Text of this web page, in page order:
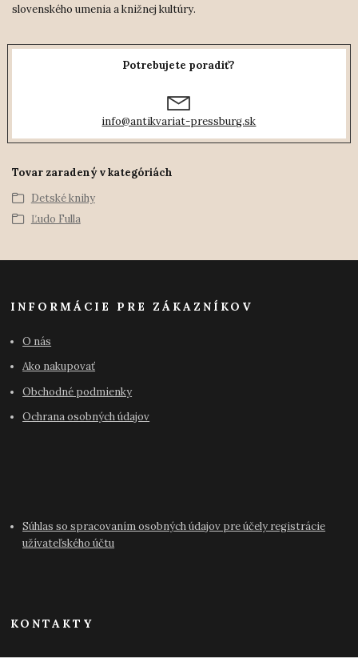
slovenského umenia a knižnej kultúry.
Potrebujete poradiť?
info@antikvariat-pressburg.sk
Tovar zaradený v kategóriách
Detské knihy
Ľudo Fulla
INFORMÁCIE PRE ZÁKAZNÍKOV
O nás
Ako nakupovať
Obchodné podmienky
Ochrana osobných údajov
Súhlas so spracovaním osobných údajov pre účely registrácie
užívateľského účtu
KONTAKTY